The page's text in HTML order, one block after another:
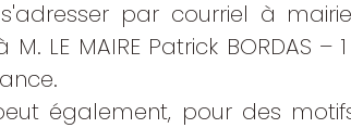
par courriel à
LE MAIRE Patrick BORDAS –
également, pour des